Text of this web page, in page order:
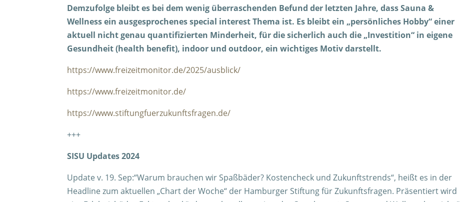
Demzufolge bleibt es bei dem wenig überraschenden Befund der letzten Jahre, dass Sauna &
Wellness ein ausgesprochenes special interest Thema ist. Es bleibt ein „persönliches Hobby“ einer
aktuell nicht genau quantifizierten Minderheit, für die sicherlich auch die „Investition“ in eigene
Gesundheit (health benefit), indoor und outdoor, ein wichtiges Motiv darstellt.
https://www.freizeitmonitor.de/2025/ausblick/
https://www.freizeitmonitor.de/
https://www.stiftungfuerzukunftsfragen.de/
+++
SISU Updates 2024
Update v. 19. Sep:“Warum brauchen wir Spaßbäder? Kostencheck und Zukunftstrends“, heißt es in der
Headline zum aktuellen „Chart der Woche“ der Hamburger Stiftung für Zukunftsfragen. Präsentiert wird